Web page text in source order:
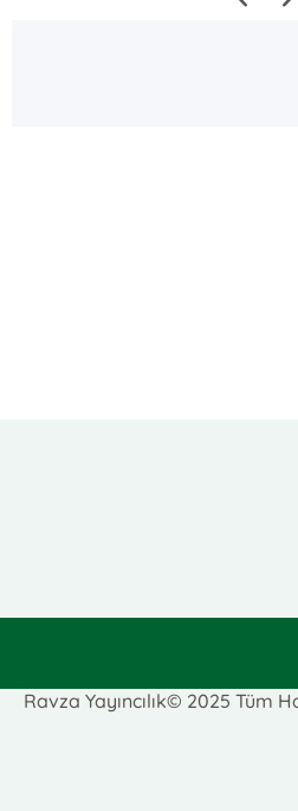
Ravza Yayıncılık© 2025 Tüm